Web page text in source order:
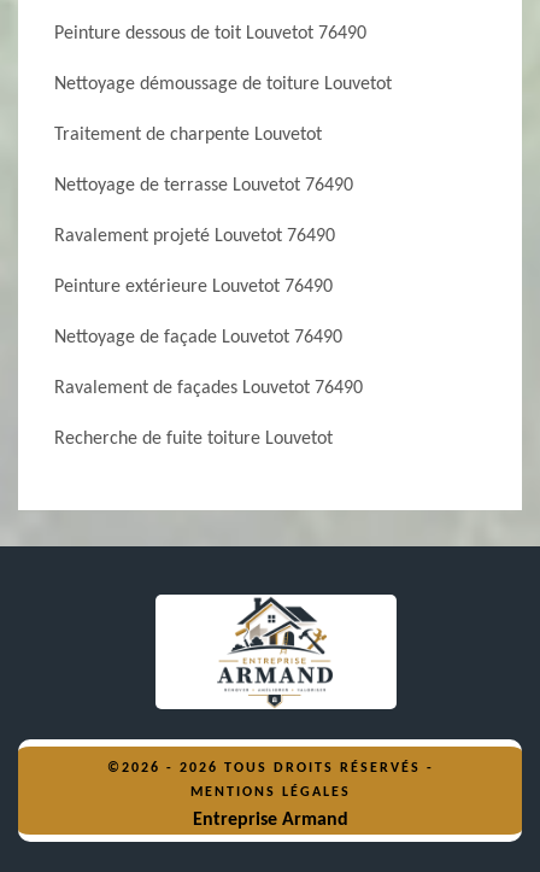
Peinture dessous de toit Louvetot 76490
Nettoyage démoussage de toiture Louvetot
Traitement de charpente Louvetot
Nettoyage de terrasse Louvetot 76490
Ravalement projeté Louvetot 76490
Peinture extérieure Louvetot 76490
Nettoyage de façade Louvetot 76490
Ravalement de façades Louvetot 76490
Recherche de fuite toiture Louvetot
©2026 - 2026 TOUS DROITS RÉSERVÉS -
MENTIONS LÉGALES
Entreprise Armand